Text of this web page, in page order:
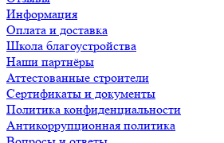
Информация
Оплата и доставка
Школа благоустройства
Наши партнёры
Аттестованные строители
Сертификаты и документы
Политика конфиденциальности
Антикоррупционная политика